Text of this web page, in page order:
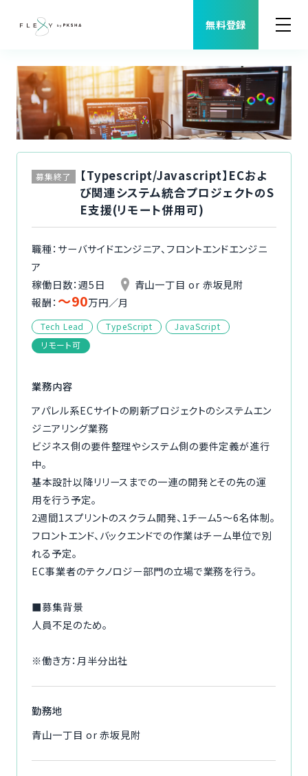
無料登録
案件検索
職種から案件を探す
よくある質問
福利厚生
ご利用者様の声
ご利用の流れ
イベント/マガジン
法人の方
今すぐ無料で登録 ログイン
募集終了
【Typescript/Javascript】ECおよ
び関連システム統合プロジェクトのS
E支援(リモート併用可)
職種：サーバサイドエンジニア、フロントエンドエンジニ
ア
稼働日数：週5日
青山一丁目 or 赤坂見附
報酬： 〜90万円／月
Tech Lead TypeScript
JavaScript
リモート可
業務内容
アパレル系ECサイトの刷新プロジェクトのシステムエン
ジニアリング業務
ビジネス側の要件整理やシステム側の要件定義が進行
中。
基本設計以降リリースまでの一連の開発とその先の運
用を行う予定。
2週間1スプリントのスクラム開発、1チーム5〜6名体制。
フロントエンド、バックエンドでの作業はチーム単位で別
れる予定。
EC事業者のテクノロジー部門の立場で業務を行う。
■募集背景
人員不足のため。
※働き方：月半分出社
勤務地
青山一丁目 or 赤坂見附